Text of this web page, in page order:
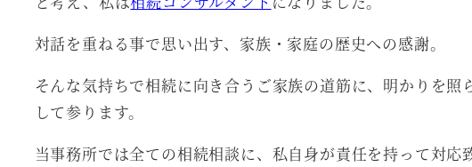
対話を重ねる事で思い出す、家族・家庭の歴史への感謝。
そんな気持ちで相続に向き合うご家族の道筋に、明かりを照
して参ります。
当事務所では全ての相続相談に、私自身が責任を持って対応